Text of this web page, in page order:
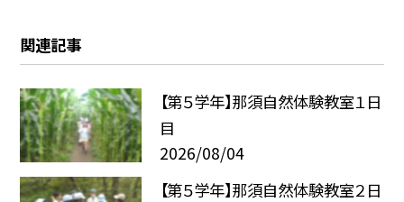
関連記事
【第５学年】那須自然体験教室１日
目
2026/08/04
【第５学年】那須自然体験教室２日